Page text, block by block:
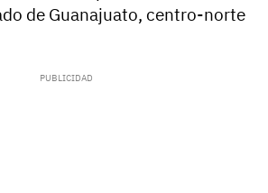
de Guanajuato, centro-norte